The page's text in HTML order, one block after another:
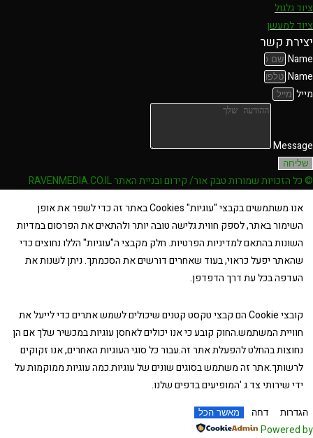
ציוד גלגול
ציוד למעשן
יצירת קשר
Name
Name
מייל
Message
שליחה
© כל הזכויות שמורות טבק אור/ קידום ובניית האתר RAVENMEDIA.CO.IL
אנו משתמשים בקבצי "עוגיות" Cookies באתר זה כדי לשפר את אופן
השימור באתר, לספק חווית גלישה טובה יותר ולהתאים את הפרסום במדיות
השונות בהתאם למדיניות הפרטיות. חלק מקבצי ה"עוגיות" הללו נחוצים כדי
שהאתר יפעל כראוי, בעוד שאחרים דורשים את הסכמתך. ניתן לשנות את
העדפה בכל עת דרך הדפדפן.
קובצי Cookie הם קבצי טקסט קטנים שיכולים לשמש אתרים כדי לייעל את
חוויית המשתמש.החוק קובע כי אנו יכולים לאחסן עוגיות במכשיר שלך אם הן
נחוצות בהחלט להפעלת אתר זה.עבור כל סוגי העוגיות האחרים, אנו זקוקים
לרשותך.אתר זה משתמש בסוגים שונים של עוגיות.כמה עוגיות ממוקמות על
ידי שירותי צד ג 'המופיעים בדפים שלנו.
הגדרות דחה מאשר הכל
Powered by